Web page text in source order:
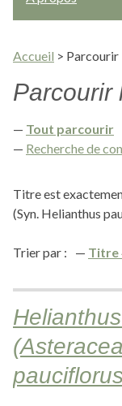
Accueil > Parcourir
Parcourir
Tout parcourir
Recherche de
Titre est
(Syn. Helianthus
Trier par : Titre